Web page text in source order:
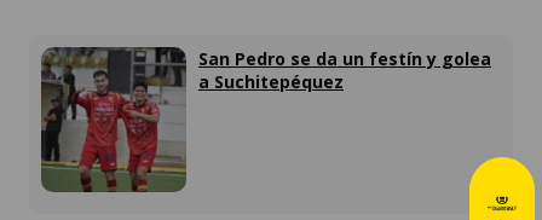
San Pedro se da un festín y golea
a Suchitepéquez